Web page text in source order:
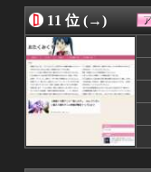
08/06 16:00
08/06 15:55
08/06 15:51
08/06 15:05
08/06 15:04
08/06 15:00
08/06 15:00
08/06 14:20
11 位 (→)